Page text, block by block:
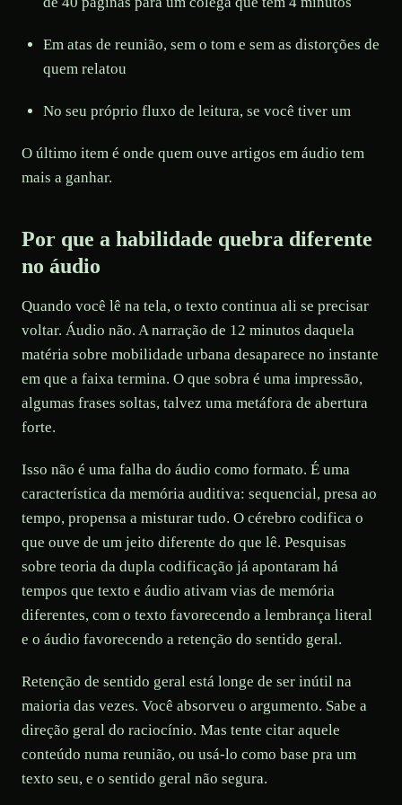
Em atas de reunião, sem o tom e sem as distorções de
quem relatou
No seu próprio fluxo de leitura, se você tiver um
O último item é onde quem ouve artigos em áudio tem
mais a ganhar.
Por que a habilidade quebra diferente
no áudio
Quando você lê na tela, o texto continua ali se precisar
voltar. Áudio não. A narração de 12 minutos daquela
matéria sobre mobilidade urbana desaparece no instante
em que a faixa termina. O que sobra é uma impressão,
algumas frases soltas, talvez uma metáfora de abertura
forte.
Isso não é uma falha do áudio como formato. É uma
característica da memória auditiva: sequencial, presa ao
tempo, propensa a misturar tudo. O cérebro codifica o
que ouve de um jeito diferente do que lê. Pesquisas
sobre teoria da dupla codificação já apontaram há
tempos que texto e áudio ativam vias de memória
diferentes, com o texto favorecendo a lembrança literal
e o áudio favorecendo a retenção do sentido geral.
Retenção de sentido geral está longe de ser inútil na
maioria das vezes. Você absorveu o argumento. Sabe a
direção geral do raciocínio. Mas tente citar aquele
conteúdo numa reunião, ou usá-lo como base pra um
texto seu, e o sentido geral não segura.